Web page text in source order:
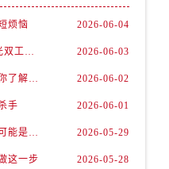
烦恼 2026-06-04
卡地亚划痕修复秘籍：拉砂+抛光双工艺还原如新 2026-06-03
卡地亚走快又不走慢？游丝问题你了解多少？ 2026-06-02
手 2026-06-01
卡地亚表带掉色是假货？别急，可能是这些日常习惯惹的祸 2026-05-29
这一步 2026-05-28